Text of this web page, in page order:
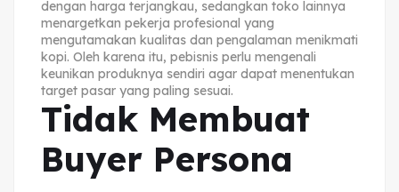
dengan harga terjangkau, sedangkan toko lainnya
menargetkan pekerja profesional yang
mengutamakan kualitas dan pengalaman menikmati
kopi. Oleh karena itu, pebisnis perlu mengenali
keunikan produknya sendiri agar dapat menentukan
target pasar yang paling sesuai.
Tidak Membuat
Buyer Persona